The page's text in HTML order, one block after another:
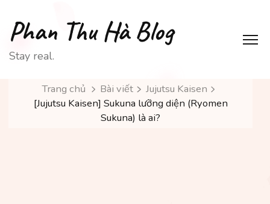
Phan Thu Hà Blog
Stay real.
Trang chủ Bài viết
Jujutsu Kaisen
[Jujutsu Kaisen] Sukuna lưỡng diện (Ryomen
Sukuna) là ai?